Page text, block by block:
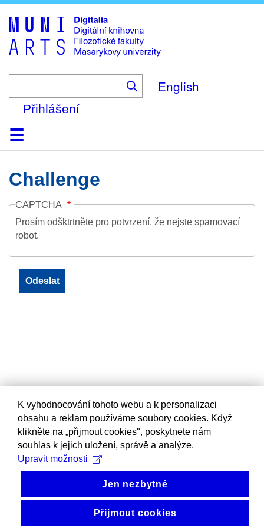
to
main
content
English
Přihlášení
DomůKolekce
Prohlížení
Vyhledávání
O platformě
Nápověda
KontaktDigitalia
Challenge
CAPTCHA
Prosím odšktrtněte pro potvrzení, že nejste spamovací
robot.
K vyhodnocování tohoto webu a k personalizaci
obsahu a reklam používáme soubory cookies. Když
klikněte na „přijmout cookies", poskytnete nám
souhlas k jejich uložení, správě a analýze.
Upravit možnosti
Jen nezbytné
Přijmout cookies